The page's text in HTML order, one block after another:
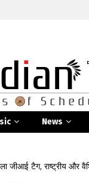
News
जीआई टैग, राष्ट्रीय और